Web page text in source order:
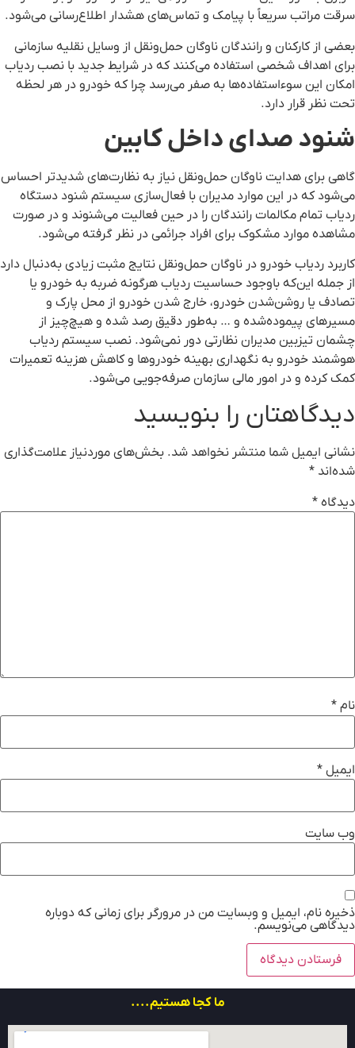
سرقت مراتب سریعاً با پیامک و تماس‌های هشدار اطلاع‌رسانی می‌شود.
بعضی از کارکنان و رانندگان ناوگان حمل‌ونقل از وسایل نقلیه سازمانی
برای اهداف شخصی استفاده می‌کنند که در شرایط جدید با نصب ردیاب
امکان این سوء‌استفاده‌ها به صفر می‌رسد چرا که خودرو در هر لحظه
تحت نظر قرار دارد.
شنود صدای داخل کابین
گاهی برای هدایت ناوگان حمل‌ونقل نیاز به نظارت‌های شدیدتر احساس
می‌شود که در این موارد مدیران با فعال‌سازی سیستم شنود دستگاه
ردیاب تمام مکالمات رانندگان را در حین فعالیت می‌شنوند و در صورت
مشاهده موارد مشکوک برای افراد جرائمی در نظر گرفته می‌شود.
کاربرد ردیاب خودرو در ناوگان حمل‌ونقل نتایج مثبت زیادی به‌دنبال دارد
از جمله این‌که باوجود حساسیت ردیاب هرگونه ضربه به خودرو یا
تصادف یا روشن‌شدن خودرو، خارج شدن خودرو از محل پارک و
مسیرهای پیموده‌شده و … به‌طور دقیق رصد شده و هیچ‌چیز از
چشمان تیزبین مدیران نظارتی دور نمی‌شود. نصب سیستم ردیاب
هوشمند خودرو به نگهداری بهینه خودروها و کاهش هزینه تعمیرات
کمک کرده و در امور مالی سازمان صرفه‌جویی می‌شود.
دیدگاهتان را بنویسید
نشانی ایمیل شما منتشر نخواهد شد. بخش‌های موردنیاز علامت‌گذاری
شده‌اند *
دیدگاه *
نام *
ایمیل *
وب‌ سایت
ذخیره نام، ایمیل و وبسایت من در مرورگر برای زمانی که دوباره
دیدگاهی می‌نویسم.
ما کجا هستیم....